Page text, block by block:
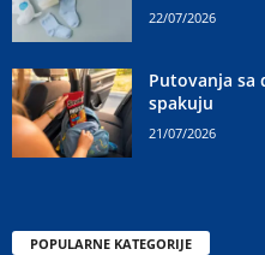
22/07/2026
Putovanja sa
spakuju
21/07/2026
POPULARNE KATEGORIJE